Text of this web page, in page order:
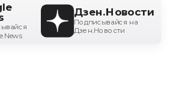
News
Дзен.Новости
Подписывайся на
Дзен.Новости